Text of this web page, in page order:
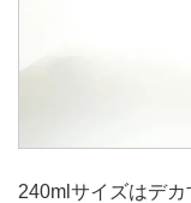
240mlサイズはデカ